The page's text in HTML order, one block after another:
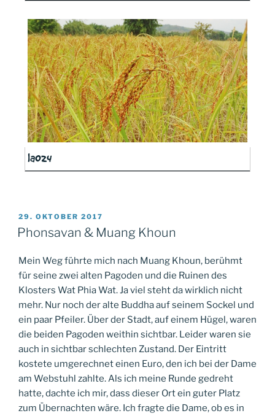
la024
VERÖFFENTLICHT
AM
29. OKTOBER 2017
Phonsavan & Muang Khoun
Mein Weg führte mich nach Muang Khoun, berühmt
für seine zwei alten Pagoden und die Ruinen des
Klosters Wat Phia Wat. Ja viel steht da wirklich nicht
mehr. Nur noch der alte Buddha auf seinem Sockel und
ein paar Pfeiler. Über der Stadt, auf einem Hügel, waren
die beiden Pagoden weithin sichtbar. Leider waren sie
auch in sichtbar schlechten Zustand. Der Eintritt
kostete umgerechnet einen Euro, den ich bei der Dame
am Webstuhl zahlte. Als ich meine Runde gedreht
hatte, dachte ich mir, dass dieser Ort ein guter Platz
zum Übernachten wäre. Ich fragte die Dame, ob es in